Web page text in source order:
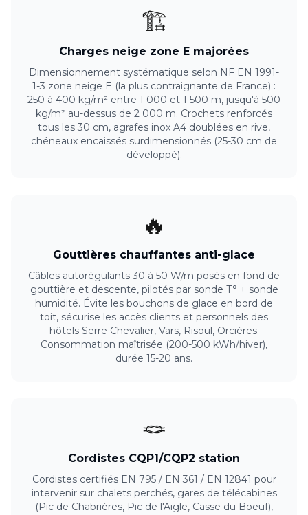
🏗️
Charges neige zone E majorées
Dimensionnement systématique selon NF EN 1991-
1-3 zone neige E (la plus contraignante de France) :
250 à 400 kg/m² entre 1 000 et 1 500 m, jusqu'à 500
kg/m² au-dessus de 2 000 m. Crochets renforcés
tous les 30 cm, agrafes inox A4 doublées en rive,
chéneaux encaissés surdimensionnés (25-30 cm de
développé).
🔥
Gouttières chauffantes anti-glace
Câbles autorégulants 30 à 50 W/m posés en fond de
gouttière et descente, pilotés par sonde T° + sonde
humidité. Évite les bouchons de glace en bord de
toit, sécurise les accès clients et personnels des
hôtels Serre Chevalier, Vars, Risoul, Orcières.
Consommation maîtrisée (200-500 kWh/hiver),
durée 15-20 ans.
🪢
Cordistes CQP1/CQP2 station
Cordistes certifiés EN 795 / EN 361 / EN 12841 pour
intervenir sur chalets perchés, gares de télécabines
(Pic de Chabrières, Pic de l'Aigle, Casse du Boeuf),